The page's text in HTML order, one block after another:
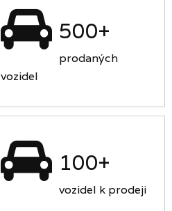
500+
prodaných
vozidel
100+
vozidel k prodeji